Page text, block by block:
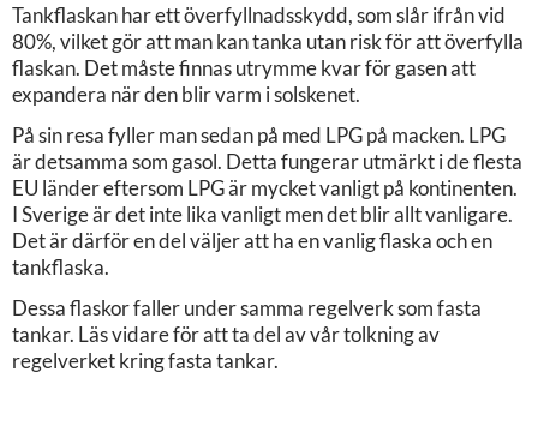
Tankflaskan har ett överfyllnadsskydd, som slår ifrån vid
80%, vilket gör att man kan tanka utan risk för att överfylla
flaskan. Det måste finnas utrymme kvar för gasen att
expandera när den blir varm i solskenet.
På sin resa fyller man sedan på med LPG på macken. LPG
är detsamma som gasol. Detta fungerar utmärkt i de flesta
EU länder eftersom LPG är mycket vanligt på kontinenten.
I Sverige är det inte lika vanligt men det blir allt vanligare.
Det är därför en del väljer att ha en vanlig flaska och en
tankflaska.
Dessa flaskor faller under samma regelverk som fasta
tankar. Läs vidare för att ta del av vår tolkning av
regelverket kring fasta tankar.